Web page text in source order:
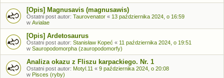
[Opis] Magnusavis (magnusawis)
Ostatni post autor: Taurovenator « 13 października 2024, o 16:59
w Avialae
[Opis] Ardetosaurus
Ostatni post autor: Stanisław Kopeć « 11 października 2024, o 19:51
w Sauropodomorpha (zauropodomorfy)
Analiza okazu z Fliszu karpackiego. Nr. 1
Ostatni post autor: Motyl.11 « 9 października 2024, o 20:08
w Pisces (ryby)